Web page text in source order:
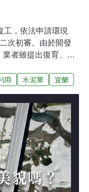
工，依法申請環現
次初審。由於開發
者雖提出復育、減
濟部，並請業者評
第三採掘場，面積
案雖於1998年通過
2003年提出聯合開
，承諾暫停開發20
大水泥第二礦場第三
檢討報告」，由於
及《文資法》公告
初審時要求業者評
用 水泥業 宜蘭